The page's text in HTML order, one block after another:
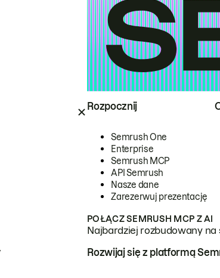
Rozpocznij
Semrush One
Enterprise
Semrush MCP
API Semrush
Nasze dane
Zarezerwuj prezentację
POŁĄCZ SEMRUSH MCP Z AI
Najbardziej rozbudowany
Rozwijaj się z platformą